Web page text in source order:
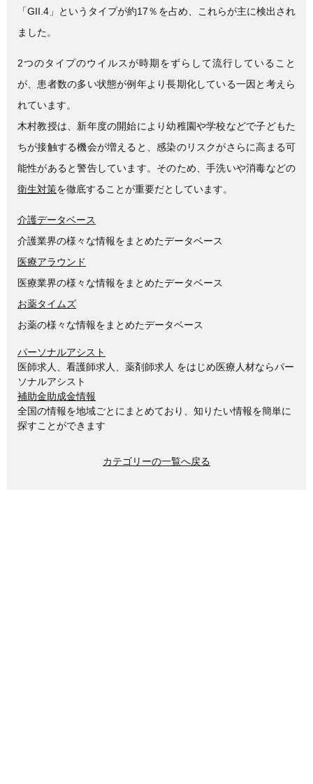
「GII.4」というタイプが約17％を占め、これらが主に検出され
ました。
2つのタイプのウイルスが時期をずらして流行していること
が、患者数の多い状態が例年より長期化している一因と考えら
れています。
木村教授は、新年度の開始により幼稚園や学校などで子どもた
ちが接触する機会が増えると、感染のリスクがさらに高まる可
能性があると警告しています。そのため、手洗いや消毒などの
衛生対策を徹底することが重要だとしています。
介護データベース
介護業界の様々な情報をまとめたデータベース
医療アラウンド
医療業界の様々な情報をまとめたデータベース
お薬タイムズ
お薬の様々な情報をまとめたデータベース
パーソナルアシスト
医師求人、看護師求人、薬剤師求人 をはじめ医療人材ならパー
ソナルアシスト
補助金助成金情報
全国の情報を地域ごとにまとめており、知りたい情報を簡単に
探すことができます
カテゴリーの一覧へ戻る